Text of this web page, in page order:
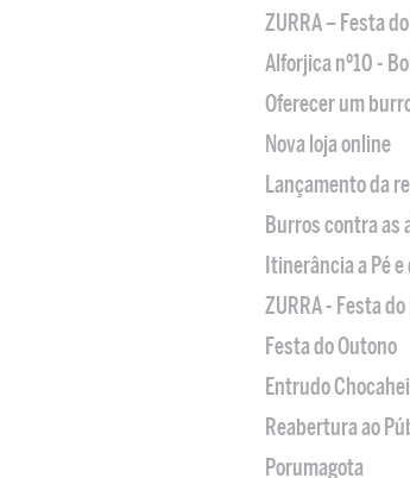
ZURRA – Festa
Alforjica nº10 -
Oferecer um
Nova loja online
Lançamento da
Burros contra as
Itinerância a Pé
ZURRA - Festa
Festa do Outono
Entrudo
Reabertura ao
Porumagota